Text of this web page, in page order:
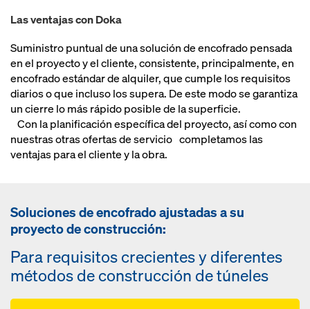
Las ventajas con Doka
Suministro puntual de una solución de encofrado pensada
en el proyecto y el cliente, consistente, principalmente, en
encofrado estándar de alquiler, que cumple los requisitos
diarios o que incluso los supera. De este modo se garantiza
un cierre lo más rápido posible de la superficie.
Con la planificación específica del proyecto, así como con
nuestras otras ofertas de servicio completamos las
ventajas para el cliente y la obra.
Soluciones de encofrado ajustadas a su
proyecto de construcción:
Para requisitos crecientes y diferentes
métodos de construcción de túneles